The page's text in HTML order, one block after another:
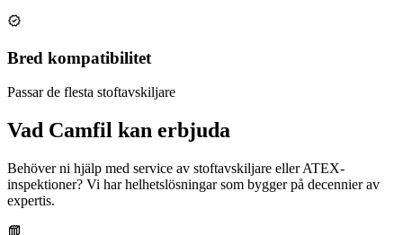
Bred kompatibilitet
Passar de flesta stoftavskiljare
Vad Camfil kan erbjuda
Behöver ni hjälp med service av stoftavskiljare eller ATEX-
inspektioner? Vi har helhetslösningar som bygger på decennier av
expertis.